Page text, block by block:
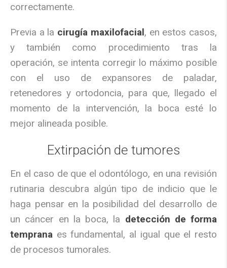
correctamente.
Previa a la cirugía maxilofacial, en estos casos,
y también como procedimiento tras la
operación, se intenta corregir lo máximo posible
con el uso de expansores de paladar,
retenedores y ortodoncia, para que, llegado el
momento de la intervención, la boca esté lo
mejor alineada posible.
Extirpación de tumores
En el caso de que el odontólogo, en una revisión
rutinaria descubra algún tipo de indicio que le
haga pensar en la posibilidad del desarrollo de
un cáncer en la boca, la detección de forma
temprana es fundamental, al igual que el resto
de procesos tumorales.